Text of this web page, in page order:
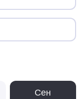
Сен